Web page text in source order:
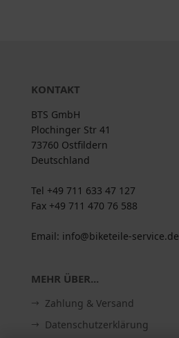
KONTAKT
BTS GmbH
Plochinger Str 41
73760 Ostfildern
Deutschland
Tel +49 711 633 47 127
Fax +49 711 470 76 588
Email: info@biketeile-service.de
MEHR ÜBER...
Zahlung & Versand
Datenschutzerklärung